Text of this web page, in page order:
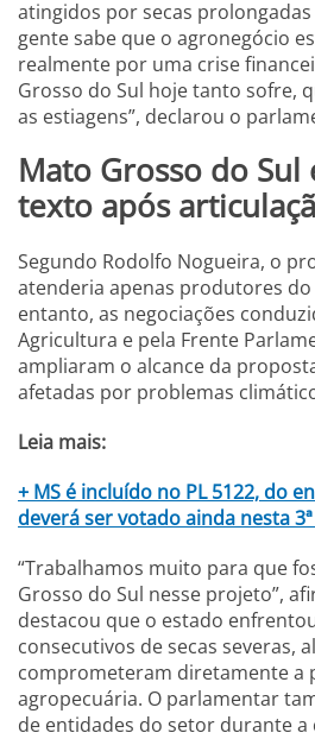
atingidos por secas prolongadas
gente sabe que o agronegócio
realmente por uma crise
Grosso do Sul hoje tanto sofre,
as estiagens”, declarou o
Mato Grosso do
texto após
Segundo Rodolfo Nogueira, o
atenderia apenas produtores do
entanto, as negociações
Agricultura e pela Frente
ampliaram o alcance da
afetadas por problemas
Leia mais:
+ MS é incluído no PL 5122, do
deverá ser votado ainda nesta
“Trabalhamos muito para que
Grosso do Sul nesse projeto”,
destacou que o estado
consecutivos de secas severas,
comprometeram diretamente a
agropecuária. O parlamentar
de entidades do setor durante